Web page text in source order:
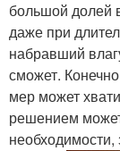
большой долей
даже при
набравший
сможет.
мер может
решением
необходимости,